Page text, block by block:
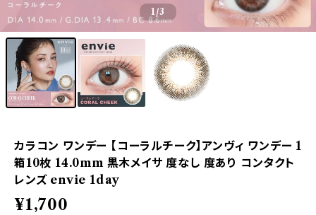
1/3
カラコン ワンデー 【コーラルチーク】アンヴィ ワンデー 1
箱10枚 14.0mm 黒木メイサ 度なし 度あり コンタクト
レンズ envie 1day
¥1,700